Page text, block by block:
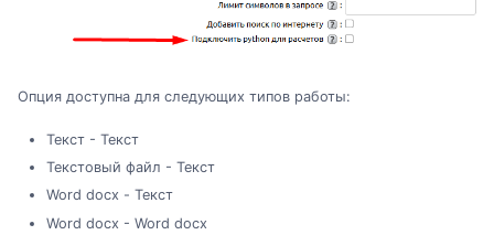
Опция доступна для следующих типов работы:
Текст - Текст
Текстовый файл - Текст
Word docx - Текст
Word docx - Word docx